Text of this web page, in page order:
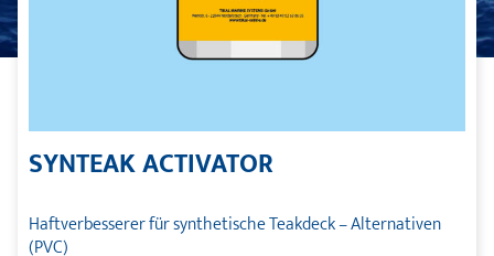
SYNTEAK ACTIVATOR
Haftverbesserer für synthetische Teakdeck – Alternativen
(PVC)